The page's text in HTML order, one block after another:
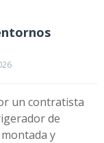
un contratista
de
y